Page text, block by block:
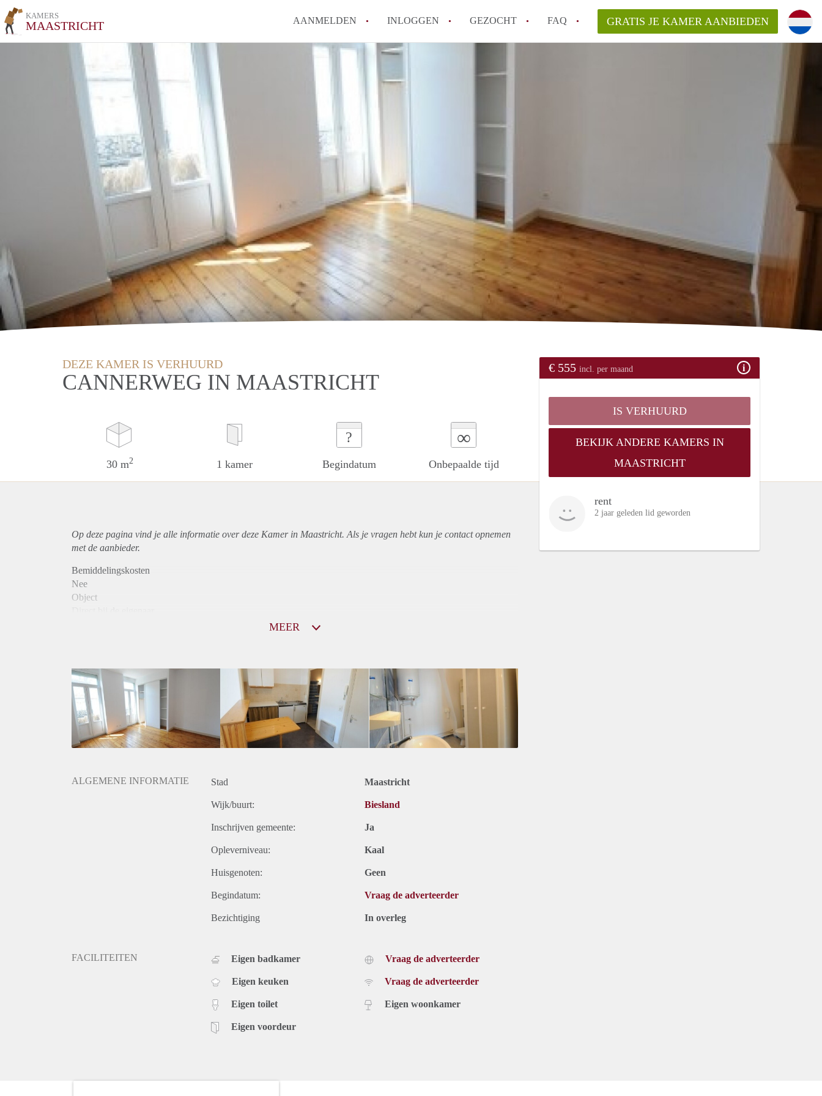
KAMERS
MAASTRICHT AANMELDEN INLOGGEN GEZOCHT FAQ GRATIS JE KAMER AANBIEDEN
DEZE KAMER IS VERHUURD
CANNERWEG IN MAASTRICHT
30 m2 1 kamer
?
Begindatum
∞
Onbepaalde tijd
€ 555 incl. per maand
IS VERHUURD
BEKIJK ANDERE KAMERS IN
MAASTRICHT
rent
2 jaar geleden lid geworden
Op deze pagina vind je alle informatie over deze Kamer in Maastricht. Als je vragen hebt kun je contact opnemen
met de aanbieder.
Bemiddelingskosten
Nee
Object
Huurtoeslag
Mogelijk
Inkomen eis
3,0 X De bruto huur
Huurtermijn
Onbepaalde termijn
MEER
ALGEMENE INFORMATIE Stad Maastricht
Wijk/buurt: Biesland
Inschrijven gemeente: Ja
Opleverniveau: Kaal
Huisgenoten: Geen
Begindatum: Vraag de adverteerder
Bezichtiging In overleg
FACILITEITEN Eigen badkamer
Eigen keuken
Eigen toilet
Eigen voordeur
Vraag de adverteerder
Vraag de adverteerder
Eigen woonkamer